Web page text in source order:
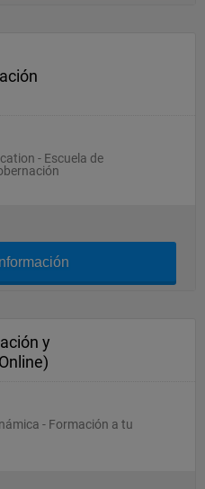
- Escuela de
y
- Formación a tu